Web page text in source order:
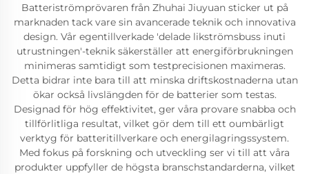
Batteriströmprövaren från Zhuhai Jiuyuan sticker ut på
marknaden tack vare sin avancerade teknik och innovativa
design. Vår egentillverkade 'delade likströmsbuss inuti
utrustningen'-teknik säkerställer att energiförbrukningen
minimeras samtidigt som testprecisionen maximeras.
Detta bidrar inte bara till att minska driftskostnaderna utan
ökar också livslängden för de batterier som testas.
Designad för hög effektivitet, ger våra provare snabba och
tillförlitliga resultat, vilket gör dem till ett oumbärligt
verktyg för batteritillverkare och energilagringssystem.
Med fokus på forskning och utveckling ser vi till att våra
produkter uppfyller de högsta branschstandarderna, vilket